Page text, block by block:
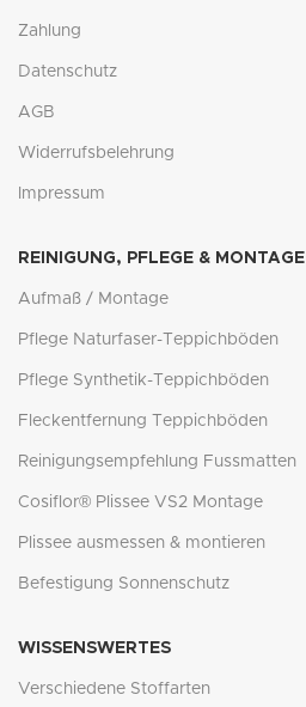
Zahlung
Datenschutz
AGB
Widerrufsbelehrung
Impressum
REINIGUNG, PFLEGE & MONTAGE
Aufmaß / Montage
Pflege Naturfaser-Teppichböden
Pflege Synthetik-Teppichböden
Fleckentfernung Teppichböden
Reinigungsempfehlung Fussmatten
Cosiflor® Plissee VS2 Montage
Plissee ausmessen & montieren
Befestigung Sonnenschutz
WISSENSWERTES
Verschiedene Stoffarten